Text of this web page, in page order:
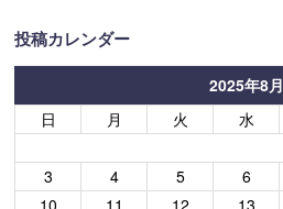
投稿カレンダー
2025年8月
日
月 火 水
3
4 5 6
10
11 12 13